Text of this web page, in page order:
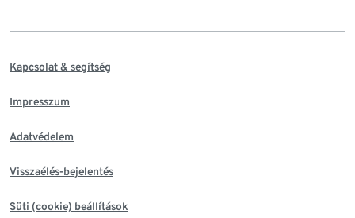
Kapcsolat & segítség
Impresszum
Adatvédelem
Visszaélés-bejelentés
Süti (cookie) beállítások